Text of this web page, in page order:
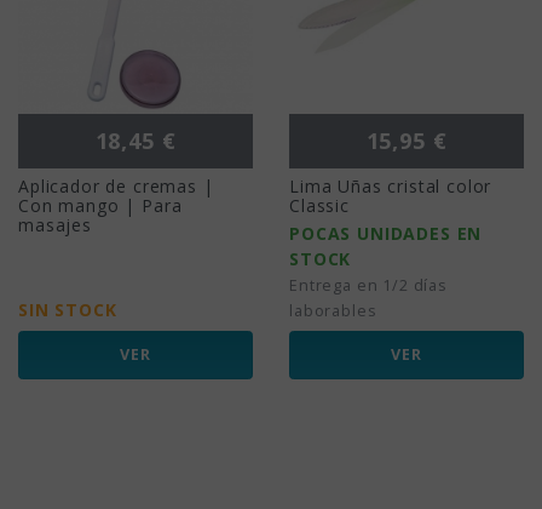
Precio
18,45 €
Aplicador de cremas |
Con mango | Para
masajes
SIN STOCK
VER
Precio
15,95 €
Lima Uñas cristal color
Classic
POCAS UNIDADES EN
STOCK
Entrega en 1/2 días
laborables
VER